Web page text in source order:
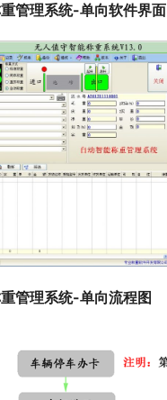
管理系统-单向软件界面
管理系统-单向流程图